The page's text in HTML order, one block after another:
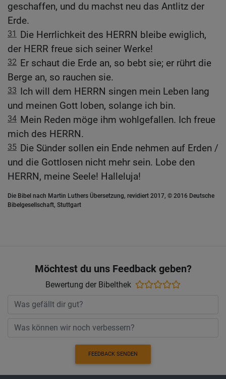
geschaffen, und du machst neu das Antlitz der
Erde.
31
Die Herrlichkeit des HERRN bleibe ewiglich,
der HERR freue sich seiner Werke!
32 Er schaut die Erde an, so bebt sie; er rührt die
Berge an, so rauchen sie.
33 Ich will dem HERRN singen mein Leben lang
und meinen Gott loben, solange ich bin.
34 Mein Reden möge ihm wohlgefallen. Ich freue
mich des HERRN.
35 Die Sünder sollen ein Ende nehmen auf Erden /
und die Gottlosen nicht mehr sein. Lobe den
HERRN, meine Seele! Halleluja!
Die Bibel nach Martin Luthers Übersetzung, revidiert 2017, © 2016 Deutsche
Bibelgesellschaft, Stuttgart
Möchtest du uns Feedback geben?
Bewertung der Bibelthek
FEEDBACK SENDEN